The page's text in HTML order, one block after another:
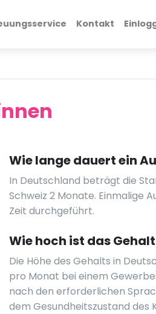
Kontakt
Wie lange dauert ein
In Deutschland beträgt die
Schweiz 2 Monate. Einmalige
Zeit durchgeführt.
Wie hoch ist das
Die Höhe des Gehalts in
pro Monat bei einem
nach den erforderlichen
dem Gesundheitszustand des